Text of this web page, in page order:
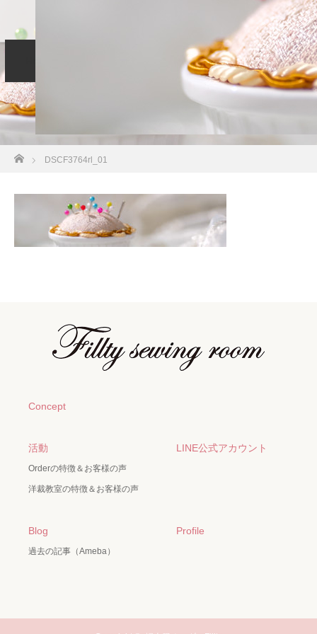
サービス LINE
お問い合わせ
DSCF3764rl_01
Concept
活動
Orderの特徴＆お客様の声
洋裁教室の特徴＆お客様の声
LINE公式アカウント
Blog
過去の記事（Ameba）
Profile